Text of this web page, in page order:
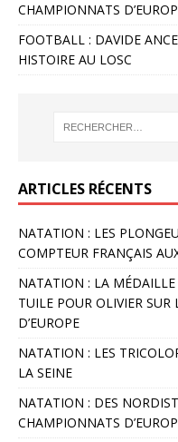
CHAMPIONNATS
FOOTBALL : DAVIDE
HISTOIRE AU LOSC
ARTICLES RÉCENTS
NATATION : LES
COMPTEUR FRANÇAIS
NATATION : LA
TUILE POUR OLIVIER
D’EUROPE
NATATION : LES
LA SEINE
NATATION : DES
CHAMPIONNATS